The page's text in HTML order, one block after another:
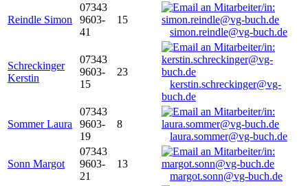
Reindle Simon
07343
9603-
41
15
simon.reindle@vg-buch.de
Schreckinger
Kerstin
07343
9603-
15
23
kerstin.schreckinger@vg-
buch.de
Sommer Laura
07343
9603-
19
8
laura.sommer@vg-buch.de
Sonn Margot
07343
9603-
21
13
margot.sonn@vg-buch.de